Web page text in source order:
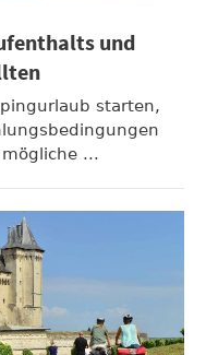
und
starten,
...